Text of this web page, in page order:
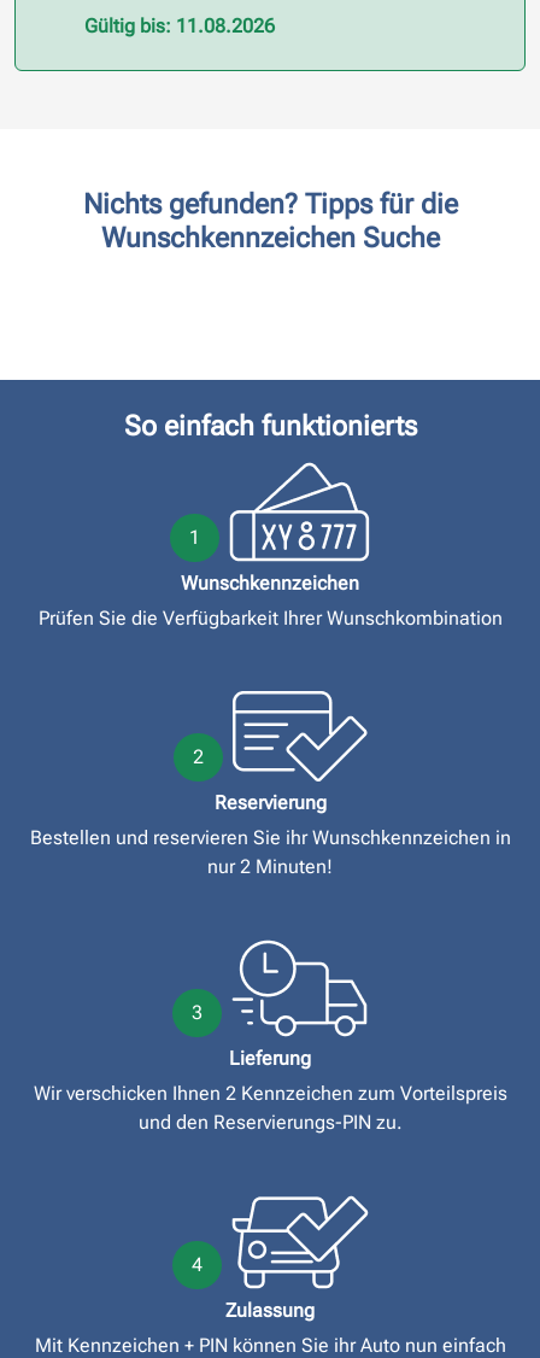
Gültig bis: 11.08.2026
Nichts gefunden? Tipps für die
Wunschkennzeichen Suche
So einfach funktionierts
1
Wunschkennzeichen
Prüfen Sie die Verfügbarkeit Ihrer Wunschkombination
2
Reservierung
Bestellen und reservieren Sie ihr Wunschkennzeichen in
nur 2 Minuten!
3
Lieferung
Wir verschicken Ihnen 2 Kennzeichen zum Vorteilspreis
und den Reservierungs-PIN zu.
4
Zulassung
Mit Kennzeichen + PIN können Sie ihr Auto nun einfach